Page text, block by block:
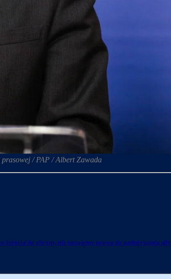
prasowej / PAP / Albert Zawada
Izraela do obrony, nie uznajemy prawa do nadużywania siły